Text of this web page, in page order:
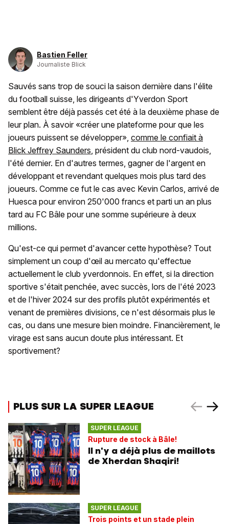
Bastien Feller
Journaliste Blick
Sauvés sans trop de souci la saison dernière dans l'élite
du football suisse, les dirigeants d'Yverdon Sport
semblent être déjà passés cet été à la deuxième phase de
leur plan. À savoir «créer une plateforme pour que les
joueurs puissent se développer», comme le confiait à
Blick Jeffrey Saunders, président du club nord-vaudois,
l'été dernier. En d'autres termes, gagner de l'argent en
développant et revendant quelques mois plus tard des
joueurs. Comme ce fut le cas avec Kevin Carlos, arrivé de
Huesca pour environ 250'000 francs et parti un an plus
tard au FC Bâle pour une somme supérieure à deux
millions.
Qu'est-ce qui permet d'avancer cette hypothèse? Tout
simplement un coup d'œil au mercato qu'effectue
actuellement le club yverdonnois. En effet, si la direction
sportive s'était penchée, avec succès, lors de l'été 2023
et de l'hiver 2024 sur des profils plutôt expérimentés et
venant de premières divisions, ce n'est désormais plus le
cas, ou dans une mesure bien moindre. Financièrement, le
virage est sans aucun doute plus intéressant. Et
sportivement?
PLUS SUR LA SUPER LEAGUE
SUPER LEAGUE
Rupture de stock à Bâle!
Il n'y a déjà plus de maillots
de Xherdan Shaqiri!
SUPER LEAGUE
Trois points et un stade plein